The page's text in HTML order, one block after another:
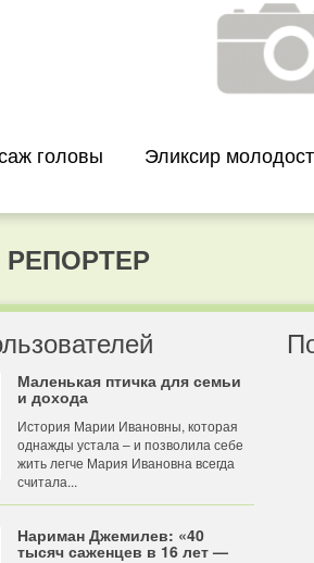
головы Эликсир
Маленькая птичка для семьи
и дохода
История Марии Ивановны, которая
однажды устала – и позволила себе
жить легче Мария Ивановна всегда
считала...
Нариман Джемилев: «40
тысяч саженцев в 16 лет —